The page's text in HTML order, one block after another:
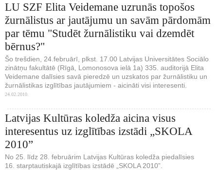
LU SZF Elita Veidemane uzrunās topošos
žurnālistus ar jautājumu un savām pārdomām
par tēmu "Studēt žurnālistiku vai dzemdēt
bērnus?"
Šo trešdien, 24.februārī, plkst. 17.00 Latvijas Universitātes Sociālo
zinātņu fakultātē (Rīgā, Lomonosova ielā 1a) 335. auditorijā Elita
Veidemane dalīsies savā pieredzē un uzskatos par žurnālistiku un
žurnālistikas izglītības jautājumiem - aicināti visi interesenti.
24.02.2010.
Latvijas Kultūras koledža aicina visus
interesentus uz izglītības izstādi „SKOLA
2010”
No 25. līdz 28. februārim Latvijas Kultūras koledža piedalīsies
16. starptautiskajā izglītības izstādē „SKOLA 2010”.